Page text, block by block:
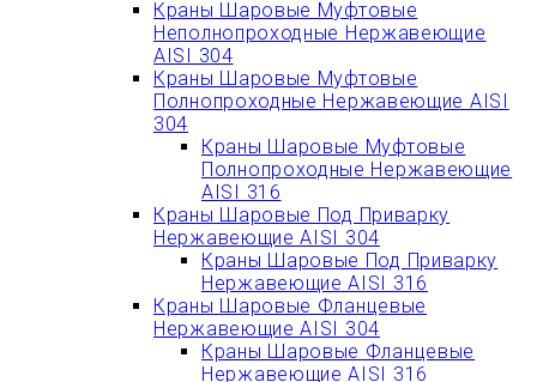
Краны Шаровые Муфтовые
Неполнопроходные Нержавеющие
AISI 304
Краны Шаровые Муфтовые
Полнопроходные Нержавеющие AISI
304
Краны Шаровые Муфтовые
Полнопроходные Нержавеющие
AISI 316
Краны Шаровые Под Приварку
Нержавеющие AISI 304
Краны Шаровые Под Приварку
Нержавеющие AISI 316
Краны Шаровые Фланцевые
Нержавеющие AISI 304
Краны Шаровые Фланцевые
Нержавеющие AISI 316